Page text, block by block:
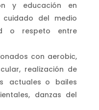
y educación en
del medio
o respeto entre
con aerobic,
realización de
actuales o bailes
danzas del